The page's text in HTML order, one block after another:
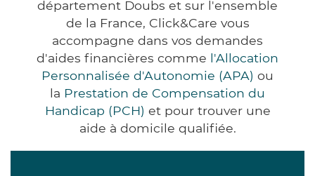
département Doubs et sur l'ensemble
de la France, Click&Care vous
accompagne dans vos demandes
d'aides financières comme l'Allocation
Personnalisée d'Autonomie (APA) ou
la Prestation de Compensation du
Handicap (PCH) et pour trouver une
aide à domicile qualifiée.